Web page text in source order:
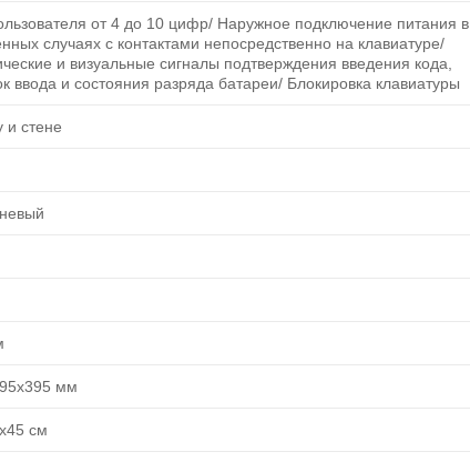
от 4 до 10 цифр/ Наружное подключение питания в
случаях с контактами непосредственно на клавиатуре/
и визуальные сигналы подтверждения введения кода,
ввода и состояния разряда батареи/ Блокировка клавиатуры
и стене
мм
см